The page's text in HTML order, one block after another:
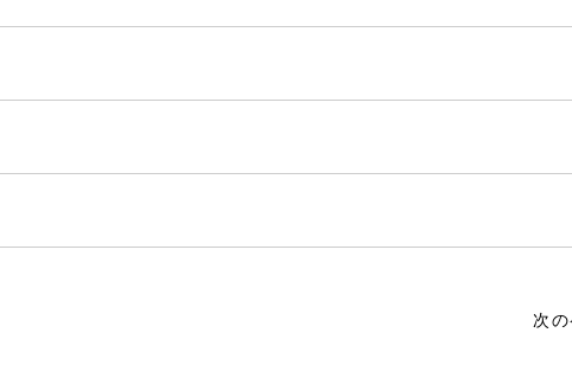
次